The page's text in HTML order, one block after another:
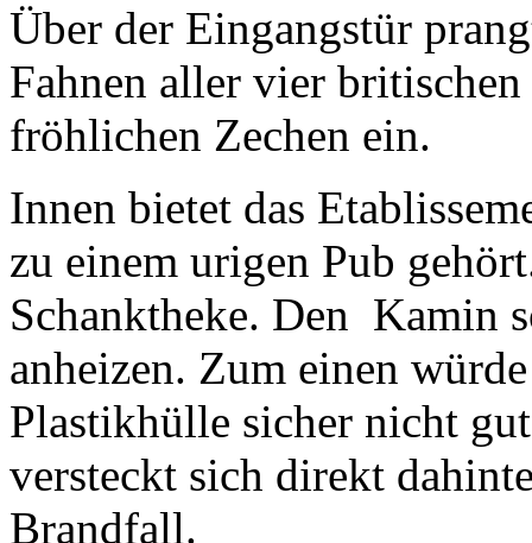
Über der Eingangstür
Fahnen aller vier
fröhlichen Zechen ein.
Innen bietet das
zu einem urigen Pub
Schanktheke. Den Kamin
anheizen. Zum einen
Plastikhülle sicher nicht
versteckt sich direkt
Brandfall.